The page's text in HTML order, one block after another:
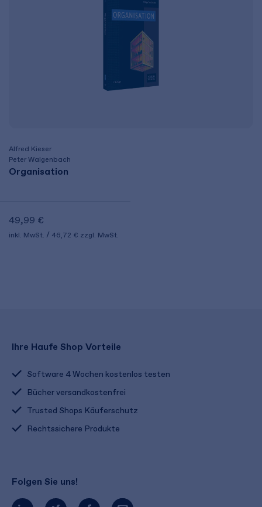
Alfred Kieser
Peter Walgenbach
Organisation
49,99 €
inkl. MwSt. 46,72 € zzgl. MwSt.
Ihre Haufe Shop Vorteile
Software 4 Wochen kostenlos testen
Bücher versandkostenfrei
Trusted Shops Käuferschutz
Rechtssichere Produkte
Folgen Sie uns!